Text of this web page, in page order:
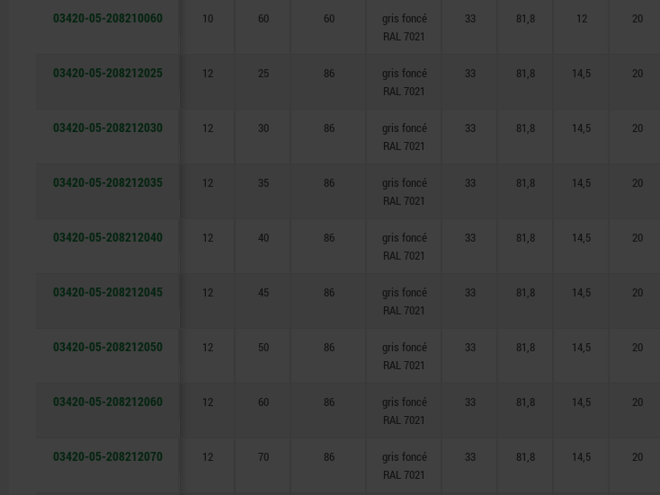
03420-05-208210060 10 60 60
gris foncé
RAL 7021
33 81,8 12 20
03420-05-208212025 12 25 86
gris foncé
RAL 7021
33 81,8 14,5 20
03420-05-208212030 12 30 86
gris foncé
RAL 7021
33 81,8 14,5 20
03420-05-208212035 12 35 86
gris foncé
RAL 7021
33 81,8 14,5 20
03420-05-208212040 12 40 86
gris foncé
RAL 7021
33 81,8 14,5 20
03420-05-208212045 12 45 86
gris foncé
RAL 7021
33 81,8 14,5 20
03420-05-208212050 12 50 86
gris foncé
RAL 7021
33 81,8 14,5 20
03420-05-208212060 12 60 86
gris foncé
RAL 7021
33 81,8 14,5 20
03420-05-208212070 12 70 86
gris foncé
RAL 7021
33 81,8 14,5 20